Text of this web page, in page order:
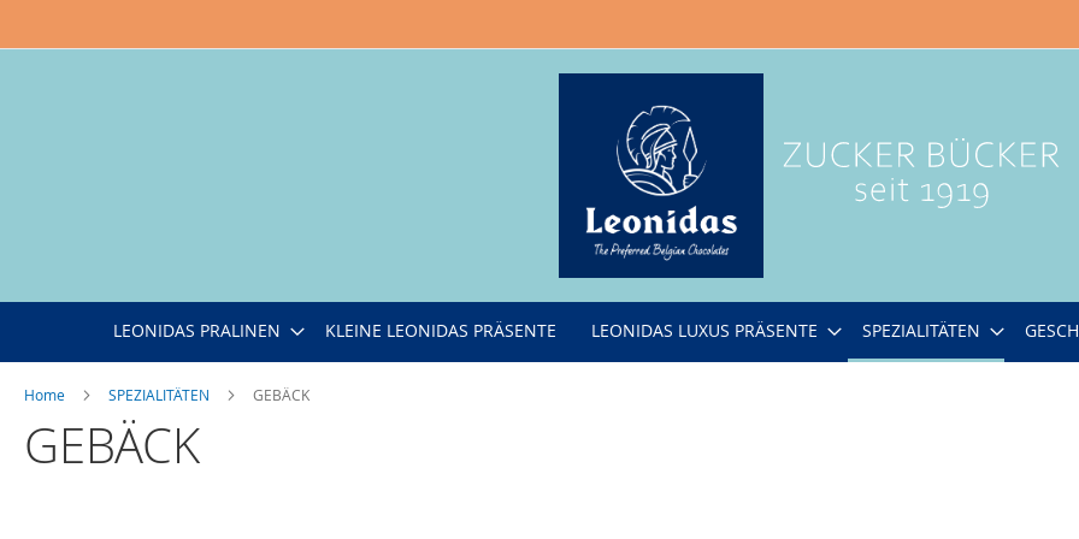
zum
LEONIDAS PRALINEN KLEINE LEONIDAS PRÄSENTE LEONIDAS LUXUS PRÄSENTE SPEZIALITÄTEN
Home SPEZIALITÄTEN GEBÄCK
GEBÄCK